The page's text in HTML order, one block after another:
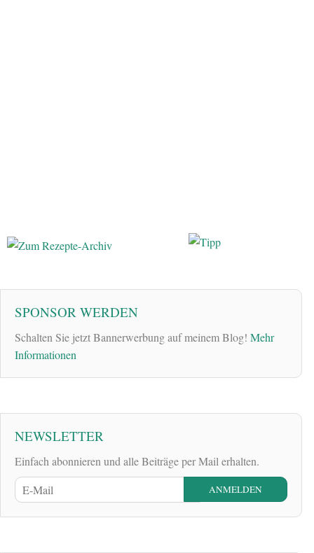
SPONSOR WERDEN
Schalten Sie jetzt Bannerwerbung auf meinem Blog! Mehr
Informationen
NEWSLETTER
Einfach abonnieren und alle Beiträge per Mail erhalten.